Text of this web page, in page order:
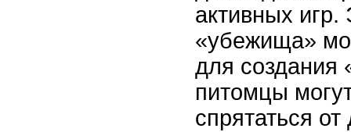
активных
«убежища»
для создания
питомцы
спрятаться